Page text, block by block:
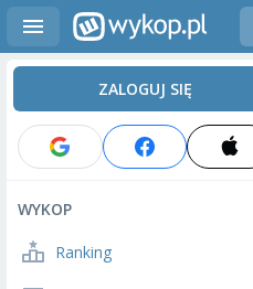
ZALOGUJ SIĘ
WYKOP
Ranking